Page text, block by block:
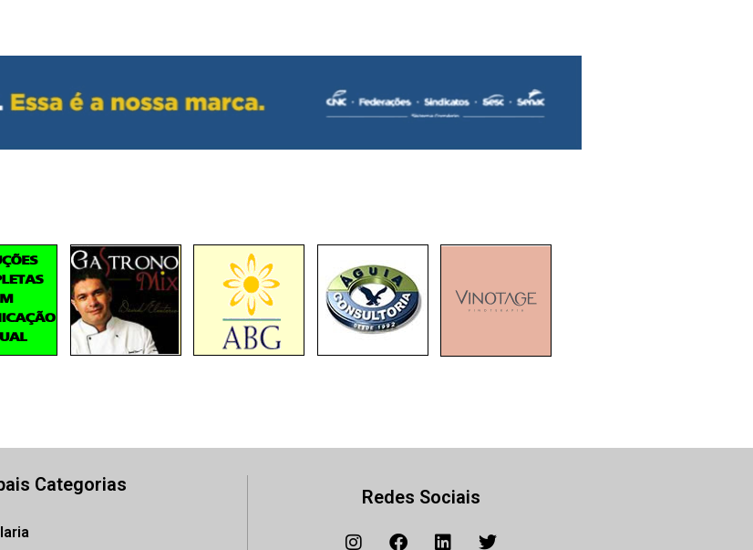
Categorias
Redes Sociais